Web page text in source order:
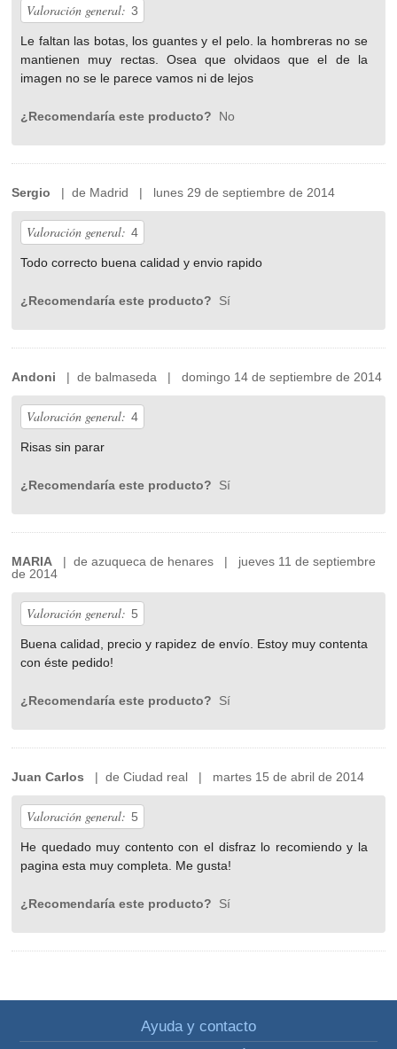
Valoración general: 3
Le faltan las botas, los guantes y el pelo. la hombreras no se
mantienen muy rectas. Osea que olvidaos que el de la
imagen no se le parece vamos ni de lejos
¿Recomendaría este producto? No
Sergio | de Madrid | lunes 29 de septiembre de 2014
Valoración general: 4
Todo correcto buena calidad y envio rapido
¿Recomendaría este producto? Sí
Andoni | de balmaseda | domingo 14 de septiembre de 2014
Valoración general: 4
Risas sin parar
¿Recomendaría este producto? Sí
MARIA | de azuqueca de henares | jueves 11 de septiembre
de 2014
Valoración general: 5
Buena calidad, precio y rapidez de envío. Estoy muy contenta
con éste pedido!
¿Recomendaría este producto? Sí
Juan Carlos | de Ciudad real | martes 15 de abril de 2014
Valoración general: 5
He quedado muy contento con el disfraz lo recomiendo y la
pagina esta muy completa. Me gusta!
¿Recomendaría este producto? Sí
Ayuda y contacto